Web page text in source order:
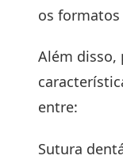
os
Além disso,
entre:
Sutura